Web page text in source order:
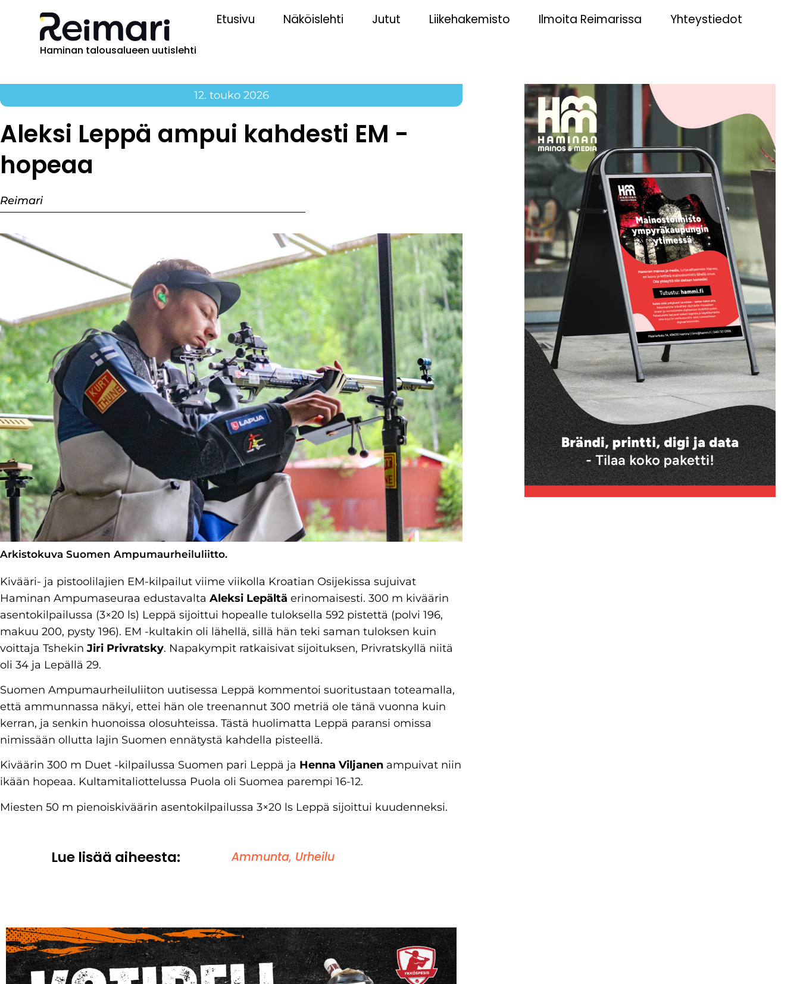
Haminan talousalueen uutislehti
Etusivu Näköislehti Jutut Liikehakemisto Ilmoita Reimarissa Yhteystiedot
12. touko 2026
Aleksi Leppä ampui kahdesti EM -
hopeaa
Reimari
Arkistokuva Suomen Ampumaurheiluliitto.
Kivääri- ja pistoolilajien EM-kilpailut viime viikolla Kroatian Osijekissa sujuivat
Haminan Ampumaseuraa edustavalta Aleksi Lepältä erinomaisesti. 300 m kiväärin
asentokilpailussa (3×20 ls) Leppä sijoittui hopealle tuloksella 592 pistettä (polvi 196,
makuu 200, pysty 196). EM -kultakin oli lähellä, sillä hän teki saman tuloksen kuin
voittaja TshekinJiri Privratsky. Napakympit ratkaisivat sijoituksen, Privratskyllä niitä
oli 34 ja Lepällä 29.
Suomen Ampumaurheiluliiton uutisessa Leppä kommentoi suoritustaan toteamalla,
että ammunnassa näkyi, ettei hän ole treenannut 300 metriä ole tänä vuonna kuin
kerran, ja senkin huonoissa olosuhteissa. Tästä huolimatta Leppä paransi omissa
nimissään ollutta lajin Suomen ennätystä kahdella pisteellä.
Kiväärin 300 m Duet -kilpailussa Suomen pari Leppä ja Henna Viljanen ampuivat niin
ikään hopeaa. Kultamitaliottelussa Puola oli Suomea parempi 16-12.
Miesten 50 m pienoiskiväärin asentokilpailussa 3×20 ls Leppä sijoittui kuudenneksi.
Lue lisää aiheesta: Ammunta, Urheilu